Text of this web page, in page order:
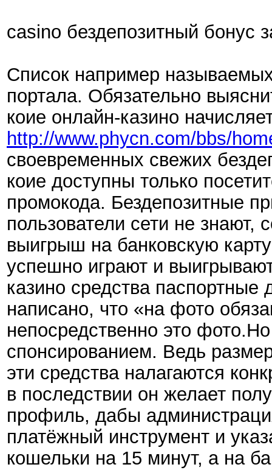
casino бездепозитный бонус
Список например
портала. Обязательно
коие онлайн-казино
http://www.phycn.com/bbs/
своевременных свежих
коие доступны только
промокода. Бездепозитные
пользователи сети не знают,
выигрыш на банковскую
успешно играют и
казино средства
написано, что «на фото
непосредственно это
спонсированием. Ведь
эти средства налагаются
в последствии он желает
профиль, дабы
платёжный инструмент и
кошельки на 15 минут, а на